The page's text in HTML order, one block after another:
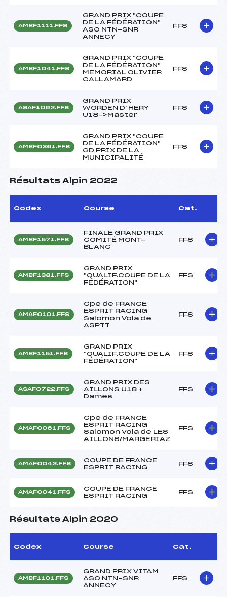
AMBF1111.FFS
GRAND PRIX "COUPE
DE LA FÉDÉRATION"
ASO NTN-SNR
ANNECY
FFS
AMBF1041.FFS
GRAND PRIX "COUPE
DE LA FÉDÉRATION"
MEMORIAL OLIVIER
CALLAMARD
FFS
ASAF1062.FFS
GRAND PRIX
WORDEN D' HERY
U18->Master
FFS
AMBF0361.FFS
GRAND PRIX "COUPE
DE LA FÉDÉRATION"
GD PRIX DE LA
MUNICIPALITÉ
FFS
Résultats Alpin 2022
Codex Course Cat.
AMBF1571.FFS
FINALE GRAND PRIX
COMITÉ MONT-
BLANC
FFS
AMBF1381.FFS
GRAND PRIX
"QUALIF.COUPE DE LA
FÉDÉRATION"
FFS
AMAF0101.FFS
Cpe de FRANCE
ESPRIT RACING
Salomon Vola de
ASPTT
FFS
AMBF1151.FFS
GRAND PRIX
"QUALIF.COUPE DE LA
FÉDÉRATION"
FFS
ASAF0722.FFS
GRAND PRIX DES
AILLONS U18 +
Dames
FFS
AMAF0061.FFS
Cpe de FRANCE
ESPRIT RACING
Salomon Vola de LES
AILLONS/MARGERIAZ
FFS
AMAF0042.FFS
COUPE DE FRANCE
ESPRIT RACING
FFS
AMAF0041.FFS
COUPE DE FRANCE
ESPRIT RACING
FFS
Résultats Alpin 2020
Codex Course Cat.
AMBF1101.FFS
GRAND PRIX VITAM
ASO NTN-SNR
ANNECY
FFS